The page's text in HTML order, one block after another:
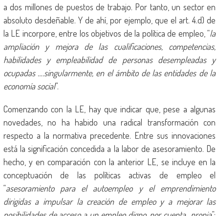
a dos millones de puestos de trabajo. Por tanto, un sector en
absoluto desdeñable. Y de ahí, por ejemplo, que el art. 4.d) de
la LE incorpore, entre los objetivos de la política de empleo, “la
ampliación y mejora de las cualificaciones, competencias,
habilidades y empleabilidad de personas desempleadas y
ocupadas ….singularmente, en el ámbito de las entidades de la
economía social”.
Comenzando con la LE, hay que indicar que, pese a algunas
novedades, no ha habido una radical transformación con
respecto a la normativa precedente. Entre sus innovaciones
está la significación concedida a la labor de asesoramiento. De
hecho, y en comparación con la anterior LE, se incluye en la
conceptuación de las políticas activas de empleo el
“asesoramiento para el autoempleo y el emprendimiento
dirigidas a impulsar la creación de empleo y a mejorar las